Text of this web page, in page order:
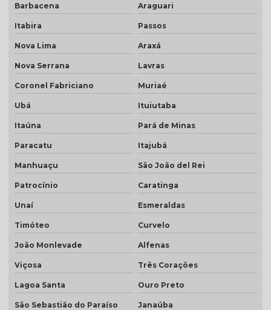
Telha porcelanato preço
Telha portuguesa por metro quadrado
Telha portuguesa natural
Telha resinada
Telha resinada branca
Telha resinada cinza
Telha resinada marfim
Telha resinada portuguesa
Telha resinada preço
Telha resinada romana
Telha romana branca natural
Telha romana natural
Barbacena Araguari
Itabira Passos
Nova Lima Araxá
Nova Serrana Lavras
Coronel Fabriciano Muriaé
Ubá Ituiutaba
Itaúna Pará de Minas
Paracatu Itajubá
Manhuaçu São João del Rei
Patrocínio Caratinga
Unaí Esmeraldas
Timóteo Curvelo
João Monlevade Alfenas
Viçosa Três Corações
Lagoa Santa Ouro Preto
São Sebastião do Paraíso Janaúba